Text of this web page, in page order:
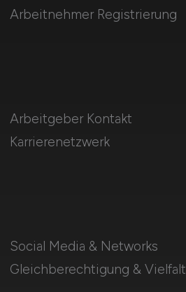
Arbeitnehmer Registrierung
Social Media & Networks
Gleichberechtigung & Vielfalt
Arbeitgeber Kontakt
Karrierenetzwerk